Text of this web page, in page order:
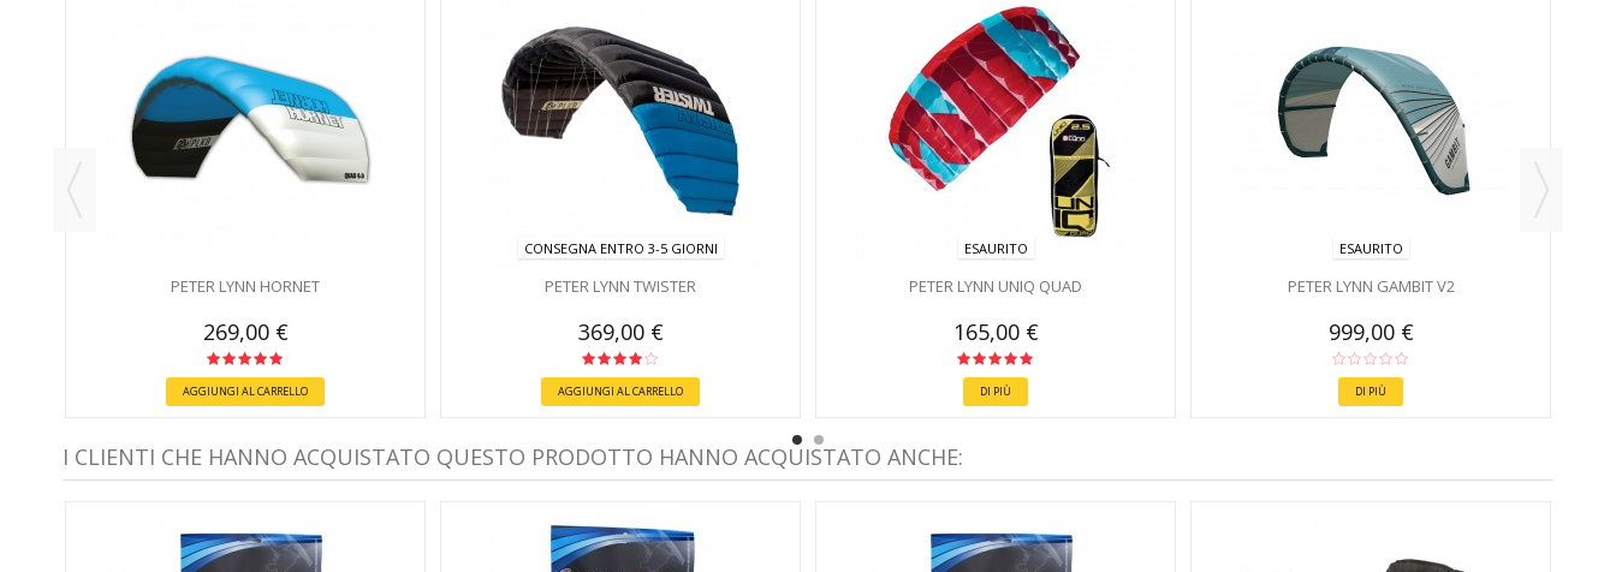
PETER LYNN HORNET
269,00 €
AGGIUNGI AL CARRELLO
CONSEGNA ENTRO 3-5 GIORNI
PETER LYNN TWISTER
369,00 €
AGGIUNGI AL CARRELLO
ESAURITO
PETER LYNN UNIQ QUAD
165,00 €
DI PIÙ
ESAURITO
PETER LYNN GAMBIT V2
999,00 €
DI PIÙ
I CLIENTI CHE HANNO ACQUISTATO QUESTO PRODOTTO HANNO ACQUISTATO ANCHE: